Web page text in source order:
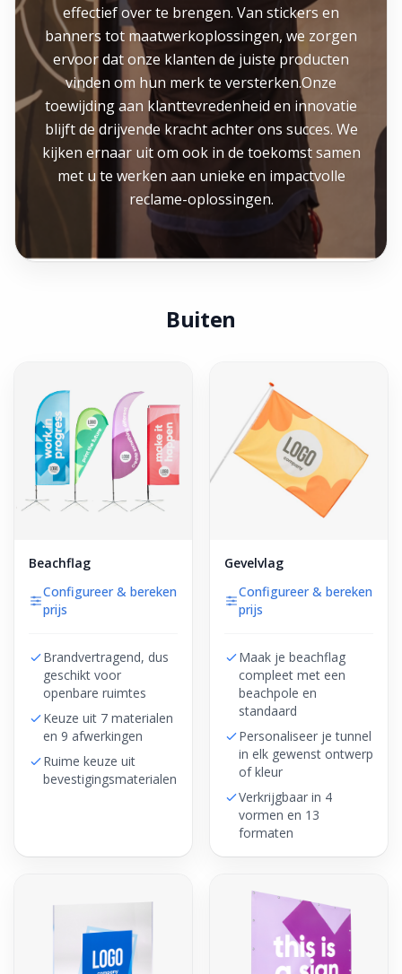
effectief over te brengen. Van stickers en
banners tot maatwerkoplossingen, we zorgen
ervoor dat onze klanten de juiste producten
vinden om hun merk te versterken.Onze
toewijding aan klanttevredenheid en innovatie
blijft de drijvende kracht achter ons succes. We
kijken ernaar uit om ook in de toekomst samen
met u te werken aan unieke en impactvolle
reclame-oplossingen.
Buiten
Beachflag
Configureer & bereken
prijs
Brandvertragend, dus
geschikt voor
openbare ruimtes
Keuze uit 7 materialen
en 9 afwerkingen
Ruime keuze uit
bevestigingsmaterialen
Gevelvlag
Configureer & bereken
prijs
Maak je beachflag
compleet met een
beachpole en
standaard
Personaliseer je tunnel
in elk gewenst ontwerp
of kleur
Verkrijgbaar in 4
vormen en 13
formaten